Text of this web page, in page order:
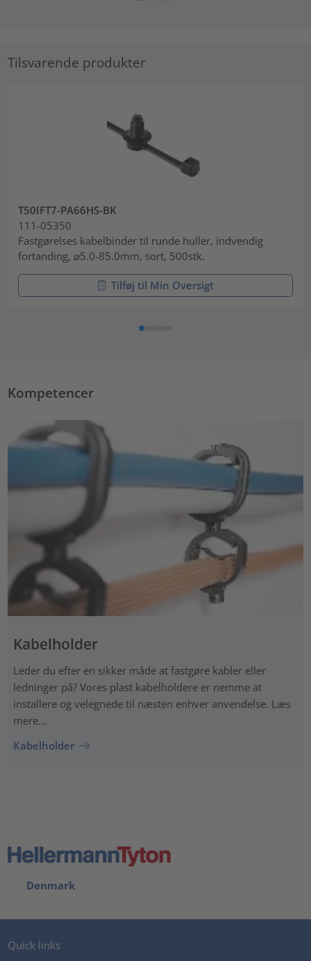
Tilsvarende produkter
T50IFT7-PA66HS-BK
111-05350
Fastgørelses kabelbinder til runde huller, indvendig
fortanding, ⌀5.0-85.0mm, sort, 500stk.
Tilføj til Min Oversigt
Kompetencer
Kabelholder
Leder du efter en sikker måde at fastgøre kabler eller
ledninger på? Vores plast kabelholdere er nemme at
installere og velegnede til næsten enhver anvendelse. Læs
mere...
Kabelholder
Denmark
Quick links